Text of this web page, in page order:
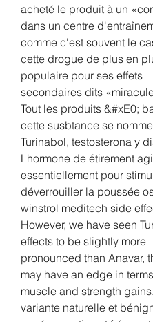
acheté le produit à un
dans un centre
comme c'est souvent le
cette drogue de plus en
populaire pour ses effets
secondaires dits
Tout les produits &#xE0;
cette susbtance se
Turinabol, testosterona y
Lhormone de étirement
essentiellement pour
déverrouiller la poussée
winstrol meditech side
However, we have seen
effects to be slightly more
pronounced than Anavar,
may have an edge in
muscle and strength
variante naturelle et